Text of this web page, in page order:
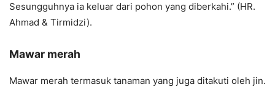
Sesungguhnya ia keluar dari pohon yang diberkahi.” (HR.
Ahmad & Tirmidzi).
Mawar merah
Mawar merah termasuk tanaman yang juga ditakuti oleh jin.